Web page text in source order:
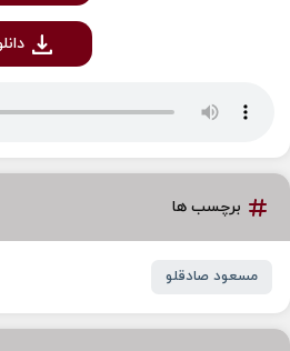
برچسب ها
مسعود صادقلو